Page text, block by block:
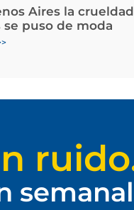
Aires la
se puso de moda
semanal